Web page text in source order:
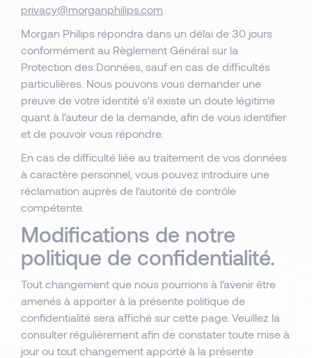
privacy@morganphilips.com
Morgan Philips répondra dans un délai de 30 jours
conformément au Règlement Général sur la
Protection des Données, sauf en cas de difficultés
particulières. Nous pouvons vous demander une
preuve de votre identité s'il existe un doute légitime
quant à l'auteur de la demande, afin de vous identifier
et de pouvoir vous répondre.
En cas de difficulté liée au traitement de vos données
à caractère personnel, vous pouvez introduire une
réclamation auprès de l'autorité de contrôle
compétente.
Modifications de notre
politique de confidentialité.
Tout changement que nous pourrions à l'avenir être
amenés à apporter à la présente politique de
confidentialité sera affiché sur cette page. Veuillez la
consulter régulièrement afin de constater toute mise à
jour ou tout changement apporté à la présente